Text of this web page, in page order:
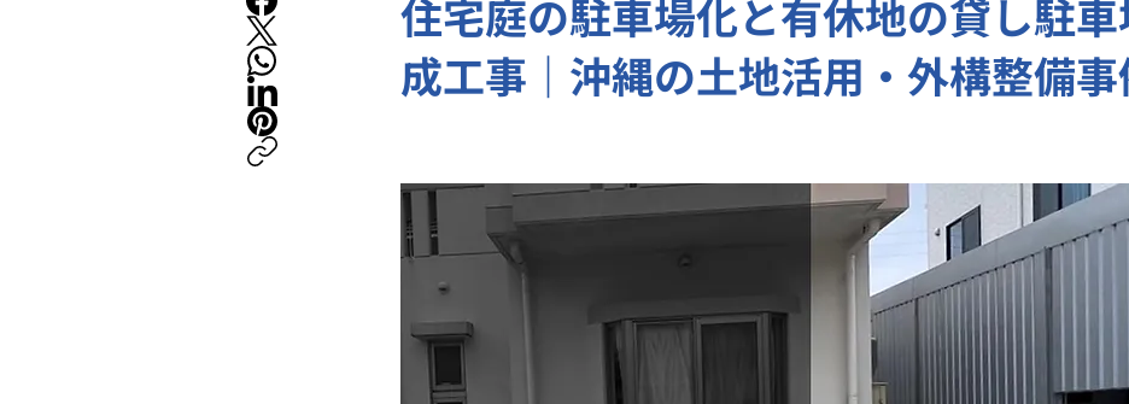
住宅庭の駐車場化と有休地の貸し駐
成工事｜沖縄の土地活用・外構整備事